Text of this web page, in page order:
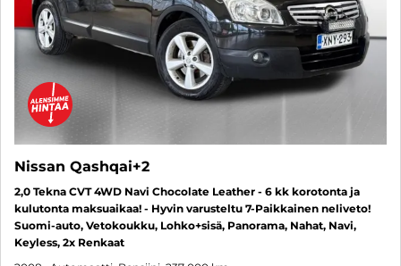
Nissan Qashqai+2
2,0 Tekna CVT 4WD Navi Chocolate Leather - 6 kk korotonta ja
kulutonta maksuaikaa! - Hyvin varusteltu 7-Paikkainen neliveto!
Suomi-auto, Vetokoukku, Lohko+sisä, Panorama, Nahat, Navi,
Keyless, 2x Renkaat